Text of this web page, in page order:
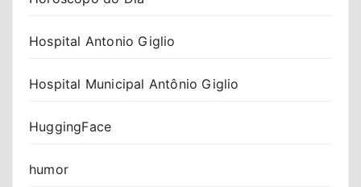
Hospital Antonio Giglio
Hospital Municipal Antônio Giglio
HuggingFace
humor